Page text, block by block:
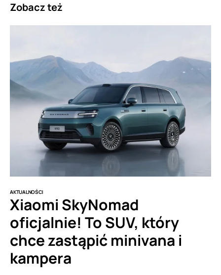
Zobacz też
AKTUALNOŚCI
Xiaomi SkyNomad
oficjalnie! To SUV, który
chce zastąpić minivana i
kampera